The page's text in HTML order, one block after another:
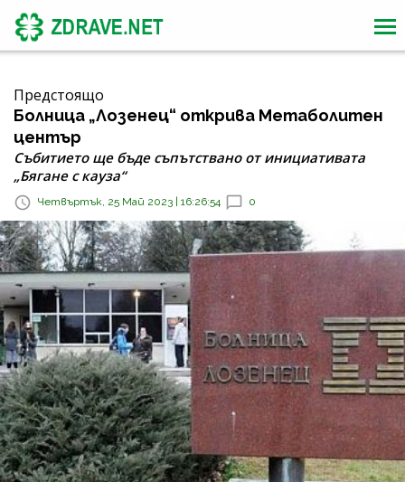
Предстоящо
Болница „Лозенец“ открива Метаболитен
център
Събитието ще бъде съпътствано от инициативата
„Бягане с кауза“
Четвъртък, 25 Май 2023 | 16:26:54 0